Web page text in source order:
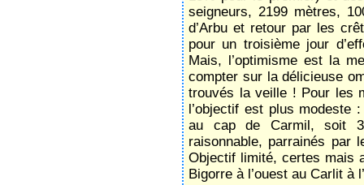
seigneurs, 2199 mètres,
d’Arbu et retour par les
pour un troisième jour
Mais, l’optimisme est la
compter sur la délicieuse
trouvés la veille ! Pour les
l’objectif est plus modeste
au cap de Carmil, soit
raisonnable, parrainés par
Objectif limité, certes mais
Bigorre à l’ouest au Carlit à